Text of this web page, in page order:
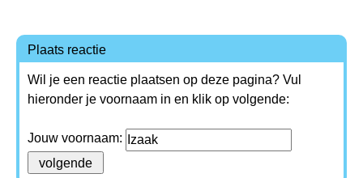
Plaats reactie
Wil je een reactie plaatsen op deze pagina? Vul
hieronder je voornaam in en klik op volgende:
Jouw voornaam: